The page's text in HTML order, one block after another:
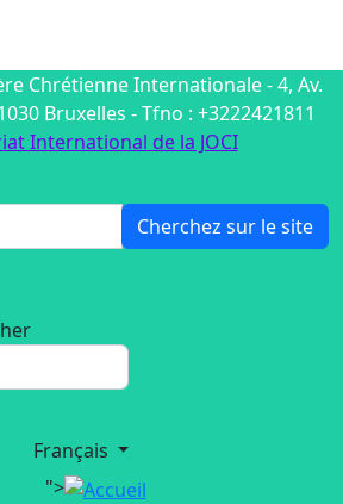
Chrétienne Internationale - 4, Av.
Bruxelles - Tfno : +3222421811
International de la JOCI
Cherchez sur le site
Français
">